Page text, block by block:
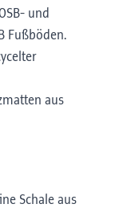
und
Fußböden.
aus
Schale aus